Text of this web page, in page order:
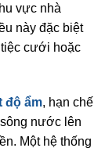
vực nhà
này đặc biệt
cưới hoặc
độ ẩm, hạn chế
nước lên
Một hệ thống